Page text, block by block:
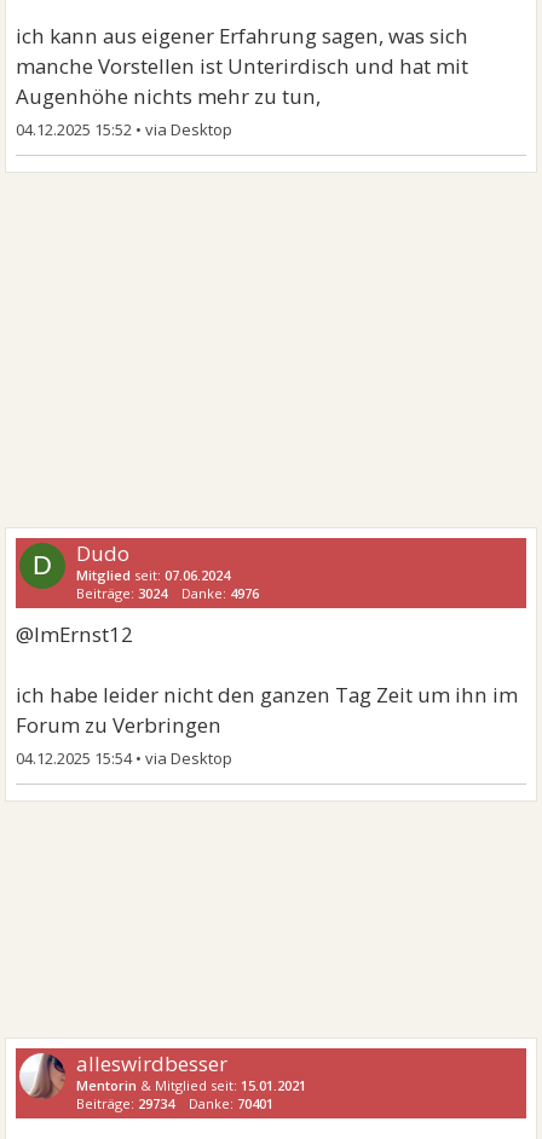
ich kann aus eigener Erfahrung sagen, was sich
manche Vorstellen ist Unterirdisch und hat mit
Augenhöhe nichts mehr zu tun,
04.12.2025 15:52 •
D Dudo
Mitglied seit:07.06.2024
Beiträge:3024 Danke: 4976
@ImErnst12
ich habe leider nicht den ganzen Tag Zeit um ihn im
Forum zu Verbringen
04.12.2025 15:54•
alleswirdbesser
Mentorin & Mitglied seit: 15.01.2021
Beiträge: 29734 Danke: 70401